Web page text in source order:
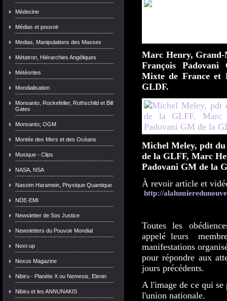
Médecine
Médias et pouvoir
Medias, Manipulations des Masses
Métatron, Hiérarchies Angéliques
Météorites
Mondialisation
Monsanto, Rockefeller, Rothschild et Bill
Gates
Monsanto; OGM
Montée des Mers et des Océans
Musique - Clips
NASA, NSA
Nassim Haramein, Physique Quantique
NDE-EMI
Newsletter de Sos Justice
Newsletters du Pouvoir Mondial
Next-up
Nexus Magazine
Nibiru - Planète X ou Nemesis, Elenin
Nibiru et les ANNUNAKIS
Marc Henry, Grand-
François
Mixte de France et
GLDF.
Michel Meley, pdt
de la GLFF, Marc
Padovani GM de la
À revoir article et
http://
Toutes les
appelé leurs
manifestations
pour répondre aux
jours précédents.
A l'image de ce qui se
l'union nationale.